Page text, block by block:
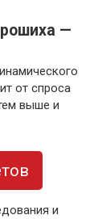
—
от спроса
выше и
и